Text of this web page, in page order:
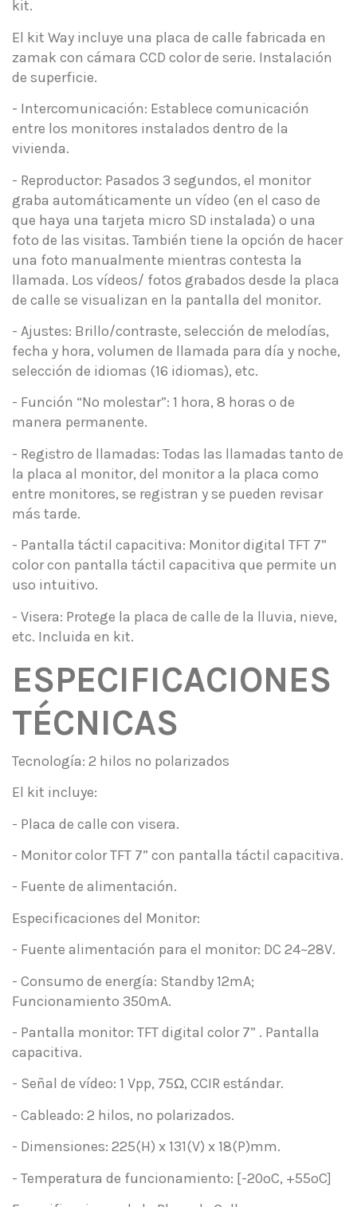
kit.
El kit Way incluye una placa de calle fabricada en
zamak con cámara CCD color de serie. Instalación
de superficie.
- Intercomunicación: Establece comunicación
entre los monitores instalados dentro de la
vivienda.
- Reproductor: Pasados 3 segundos, el monitor
graba automáticamente un vídeo (en el caso de
que haya una tarjeta micro SD instalada) o una
foto de las visitas. También tiene la opción de hacer
una foto manualmente mientras contesta la
llamada. Los vídeos/ fotos grabados desde la placa
de calle se visualizan en la pantalla del monitor.
- Ajustes: Brillo/contraste, selección de melodías,
fecha y hora, volumen de llamada para día y noche,
selección de idiomas (16 idiomas), etc.
- Función “No molestar”: 1 hora, 8 horas o de
manera permanente.
- Registro de llamadas: Todas las llamadas tanto de
la placa al monitor, del monitor a la placa como
entre monitores, se registran y se pueden revisar
más tarde.
- Pantalla táctil capacitiva: Monitor digital TFT 7”
color con pantalla táctil capacitiva que permite un
uso intuitivo.
- Visera: Protege la placa de calle de la lluvia, nieve,
etc. Incluida en kit.
ESPECIFICACIONES
TÉCNICAS
Tecnología: 2 hilos no polarizados
El kit incluye:
- Placa de calle con visera.
- Monitor color TFT 7” con pantalla táctil capacitiva.
- Fuente de alimentación.
Especificaciones del Monitor:
- Fuente alimentación para el monitor: DC 24~28V.
- Consumo de energía: Standby 12mA;
Funcionamiento 350mA.
- Pantalla monitor: TFT digital color 7” . Pantalla
capacitiva.
- Señal de vídeo: 1 Vpp, 75Ω, CCIR estándar.
- Cableado: 2 hilos, no polarizados.
- Dimensiones: 225(H) x 131(V) x 18(P)mm.
- Temperatura de funcionamiento: [-20ºC, +55ºC]